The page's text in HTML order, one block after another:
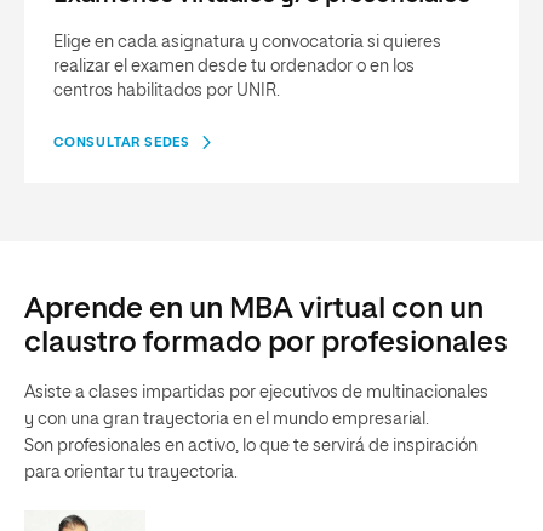
Elige en cada asignatura y convocatoria si quieres
realizar el examen desde tu ordenador o en los
centros habilitados por UNIR.
CONSULTAR SEDES
Aprende en un MBA virtual con un
claustro formado por profesionales
Asiste a clases impartidas por ejecutivos de multinacionales
y con una gran trayectoria en el mundo empresarial.
Son profesionales en activo, lo que te servirá de inspiración
para orientar tu trayectoria.